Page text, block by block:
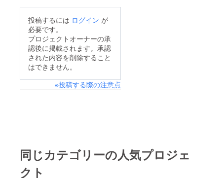
て下さった皆様、本当
にありがとうございま
す。【★豪華なプレゼ
ント企画★】たくさん
ちといたしまして、ご
ターンに加えて追加で
1個プレゼントさせて
投稿するには ログイン が
必要です。
プロジェクトオーナーの承
認後に掲載されます。承認
された内容を削除すること
はできません。
※投稿する際の注意点
同じカテゴリーの人気プロジェ
クト